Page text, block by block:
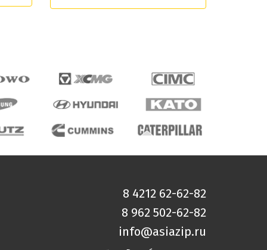
8 4212 62-62-82
8 962 502-62-82
info@asiazip.ru